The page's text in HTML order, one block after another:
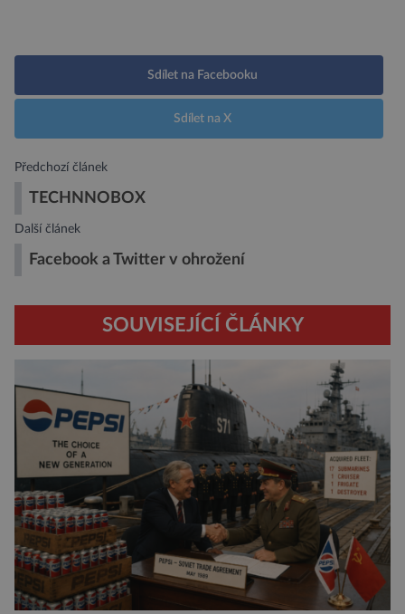
Sdílet na Facebooku
Sdílet na X
Předchozí článek
TECHNNOBOX
Další článek
Facebook a Twitter v ohrožení
SOUVISEJÍCÍ ČLÁNKY